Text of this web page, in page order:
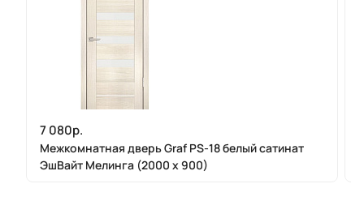
7 080р.
Межкомнатная дверь Graf PS-18 белый сатинат
ЭшВайт Мелинга (2000 х 900)